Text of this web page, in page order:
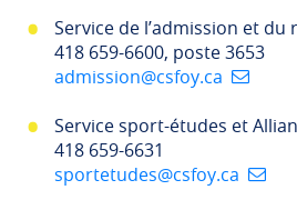
Service de l’admission et
418 659-6600, poste 3653
admission@csfoy.ca
Service sport-études et
418 659-6631
sportetudes@csfoy.ca